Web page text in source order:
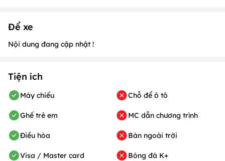
Để xe
Nội dung đang cập nhật !
Tiện ích
Máy chiếu
Ghế trẻ em
Điều hòa
Visa / Master card
Chỗ để ô tô
MC dẫn chương trình
Bàn ngoài trời
Bóng đá K+